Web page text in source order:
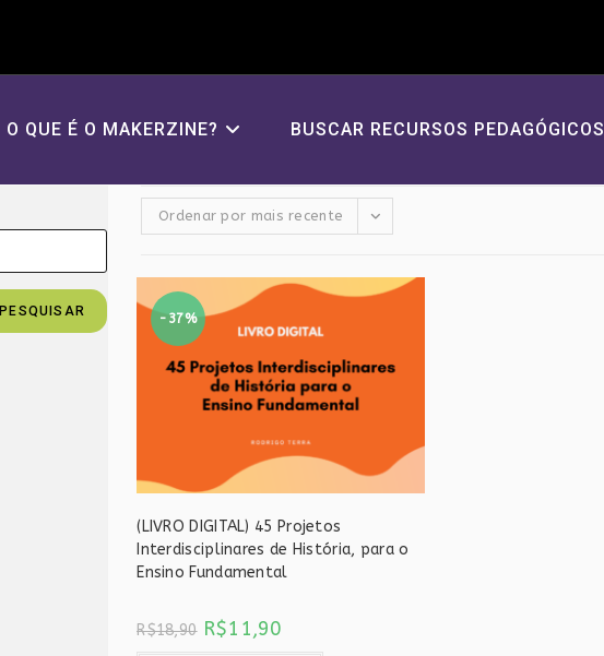
O QUE É O MAKERZINE? BUSCAR RECURSOS PEDAGÓGICOS
PESQUISAR
Ordenar por mais recente
-37%
(LIVRO DIGITAL) 45 Projetos
Interdisciplinares de História, para o
Ensino Fundamental
R$18,90 O
preço
R$11,90